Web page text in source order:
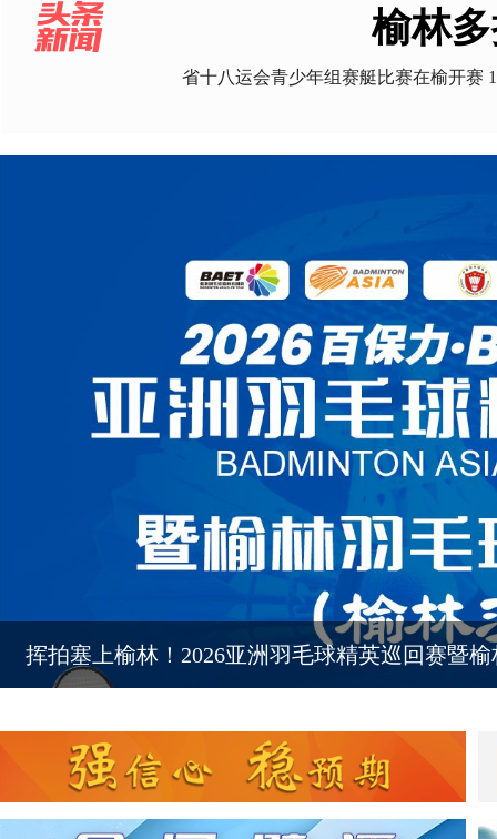
榆林
省十八运会青少年组赛艇比赛在榆开赛
「榆林市花粉播报」上线啦！“过敏星人”快来
聚焦煤博会
挥拍塞上榆林！2026亚洲羽毛球精英巡回赛暨